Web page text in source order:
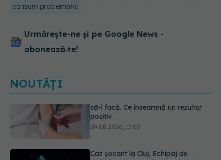
consum problematic
Urmărește-ne și pe Google News -
abonează‑te!
NOUTĂȚI
Caz șocant la Cluj. Echipaj de
ambulanță atacat în timpul unei
09.08.2026, 12:55